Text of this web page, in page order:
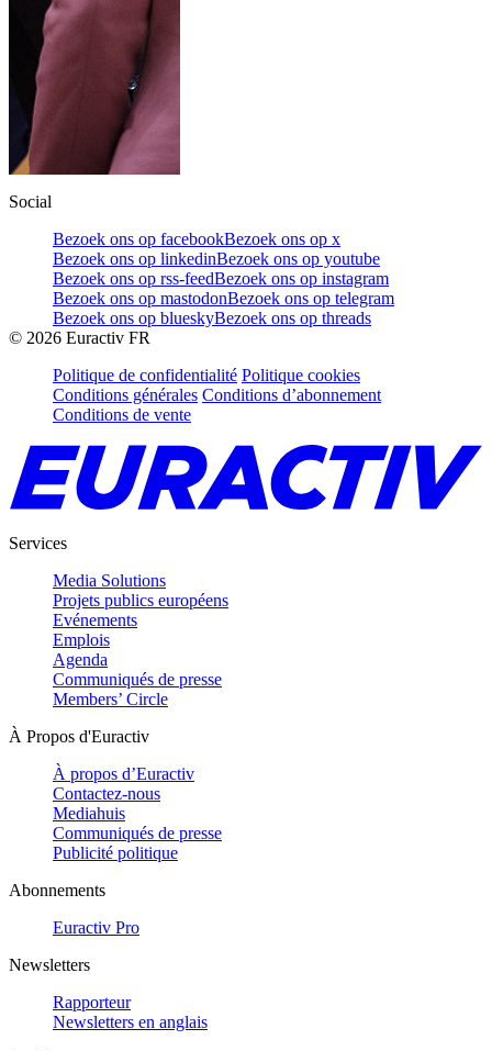
Social
Bezoek ons op facebookBezoek ons op x
Bezoek ons op linkedinBezoek ons op youtube
Bezoek ons op rss-feedBezoek ons op instagram
Bezoek ons op mastodonBezoek ons op telegram
Bezoek ons op blueskyBezoek ons op threads
© 2026 Euractiv FR
Politique de confidentialité Politique cookies
Conditions générales Conditions d’abonnement
Conditions de vente
Services
Media Solutions
Projets publics européens
Evénements
Emplois
Agenda
Communiqués de presse
Members’ Circle
À Propos d'Euractiv
À propos d’Euractiv
Contactez-nous
Mediahuis
Communiqués de presse
Publicité politique
Abonnements
Euractiv Pro
Newsletters
Rapporteur
Newsletters en anglais